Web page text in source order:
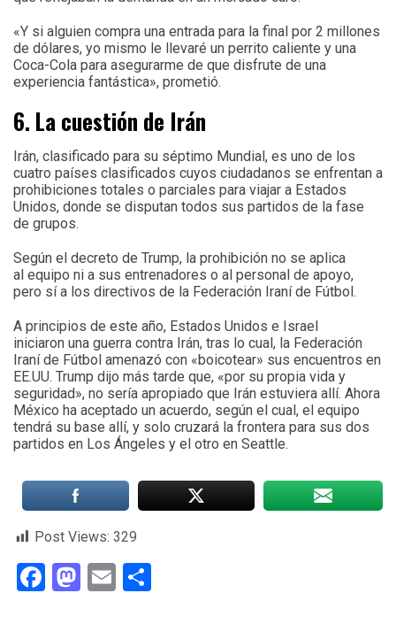
«Y si alguien compra una entrada para la final por 2 millones
de dólares, yo mismo le llevaré un perrito caliente y una
Coca-Cola para asegurarme de que disfrute de una
experiencia fantástica», prometió.
6. La cuestión de Irán
Irán, clasificado para su séptimo Mundial, es uno de los
cuatro países clasificados cuyos ciudadanos se enfrentan a
prohibiciones totales o parciales para viajar a Estados
Unidos, donde se disputan todos sus partidos de la fase
de grupos.
Según el decreto de Trump, la prohibición no se aplica
al equipo ni a sus entrenadores o al personal de apoyo,
pero sí a los directivos de la Federación Iraní de Fútbol.
A principios de este año, Estados Unidos e Israel
iniciaron una guerra contra Irán, tras lo cual, la Federación
Iraní de Fútbol amenazó con «boicotear» sus encuentros en
EE.UU. Trump dijo más tarde que, «por su propia vida y
seguridad», no sería apropiado que Irán estuviera allí. Ahora
México ha aceptado un acuerdo, según el cual, el equipo
tendrá su base allí, y solo cruzará la frontera para sus dos
partidos en Los Ángeles y el otro en Seattle.
Post Views: 329
Facebook
Mastodon
Email